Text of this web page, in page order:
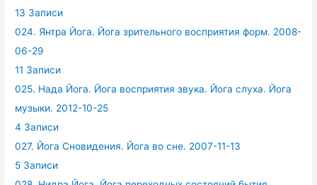
13 Записи
024. Янтра Йога. Йога зрительного восприятия форм. 2008-
06-29
11 Записи
025. Нада Йога. Йога восприятия звука. Йога слуха. Йога
музыки. 2012-10-25
4 Записи
027. Йога Сновидения. Йога во сне. 2007-11-13
5 Записи